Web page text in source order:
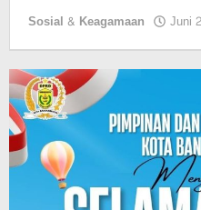
Sosial & Keagamaan Juni